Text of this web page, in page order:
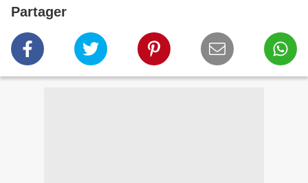
Partager